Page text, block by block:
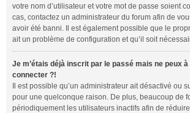
votre nom d’utilisateur et votre mot de passe soient
cas, contactez un administrateur du forum afin de
avoir été banni. Il est également possible que le
ait un problème de configuration et qu’il soit
Je m’étais déjà inscrit par le passé mais ne peux
connecter ?!
Il est possible qu’un administrateur ait désactivé ou
pour une quelconque raison. De plus, beaucoup de
périodiquement les utilisateurs inactifs afin de